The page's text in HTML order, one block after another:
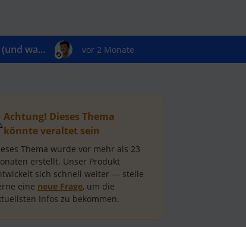
wa... vor 2 Monate
Achtung! Dieses Thema
könnte veraltet sein
Thema wurde vor mehr als 23
erstellt. Unser Produkt
sich schnell weiter — stelle
eine neue Frage, um die
Infos zu bekommen.